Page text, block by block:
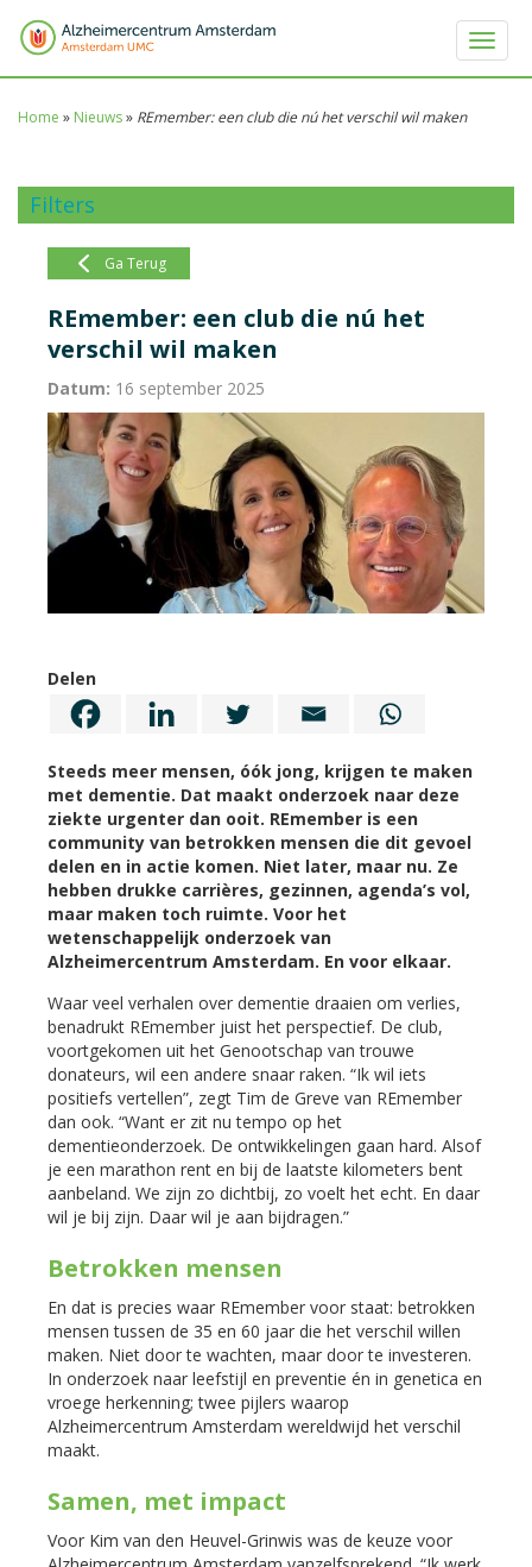
Toggle
Home » Nieuws» REmember: een club die nú het verschil wil maken
Filters
Ga Terug
REmember: een club die nú het
verschil wil maken
Datum: 16 september 2025
Delen
Steeds meer mensen, óók jong, krijgen te maken
met dementie. Dat maakt onderzoek naar deze
ziekte urgenter dan ooit. REmember is een
community van betrokken mensen die dit gevoel
delen en in actie komen. Niet later, maar nu. Ze
hebben drukke carrières, gezinnen, agenda’s vol,
maar maken toch ruimte. Voor het
wetenschappelijk onderzoek van
Alzheimercentrum Amsterdam. En voor elkaar.
Waar veel verhalen over dementie draaien om verlies,
benadrukt REmember juist het perspectief. De club,
voortgekomen uit het Genootschap van trouwe
donateurs, wil een andere snaar raken. “Ik wil iets
positiefs vertellen”, zegt Tim de Greve van REmember
dan ook. “Want er zit nu tempo op het
dementieonderzoek. De ontwikkelingen gaan hard. Alsof
je een marathon rent en bij de laatste kilometers bent
aanbeland. We zijn zo dichtbij, zo voelt het echt. En daar
wil je bij zijn. Daar wil je aan bijdragen.”
Betrokken mensen
En dat is precies waar REmember voor staat: betrokken
mensen tussen de 35 en 60 jaar die het verschil willen
maken. Niet door te wachten, maar door te investeren.
In onderzoek naar leefstijl en preventie én in genetica en
vroege herkenning; twee pijlers waarop
Alzheimercentrum Amsterdam wereldwijd het verschil
maakt.
Samen, met impact
Voor Kim van den Heuvel-Grinwis was de keuze voor